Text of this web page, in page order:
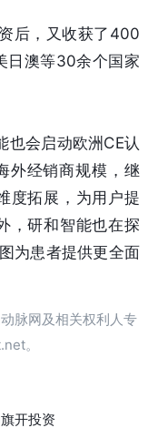
后，又收获了400
日澳等30余个国家
也会启动欧洲CE认
外经销商规模，继
度拓展，为用户提
，研和智能也在探
为患者提供更全面
脉网及相关权利人专
。
开投资